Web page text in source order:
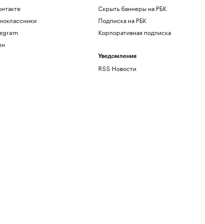
Скрыть баннеры на РБК
Подписка на РБК
Корпоративная подписка
Уведомления
RSS Новости